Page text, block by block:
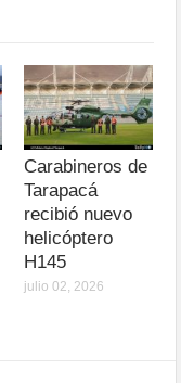
Carabineros de
Tarapacá
recibió nuevo
helicóptero
H145
julio 02, 2026